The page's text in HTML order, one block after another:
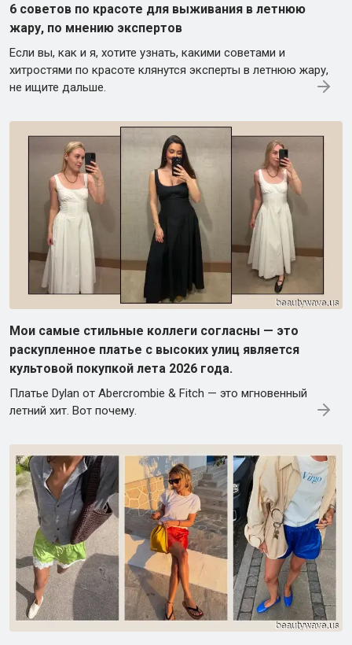
6 советов по красоте для выживания в летнюю
жару, по мнению экспертов
Если вы, как и я, хотите узнать, какими советами и
хитростями по красоте клянутся эксперты в летнюю жару,
не ищите дальше.
Мои самые стильные коллеги согласны — это
раскупленное платье с высоких улиц является
культовой покупкой лета 2026 года.
Платье Dylan от Abercrombie & Fitch — это мгновенный
летний хит. Вот почему.